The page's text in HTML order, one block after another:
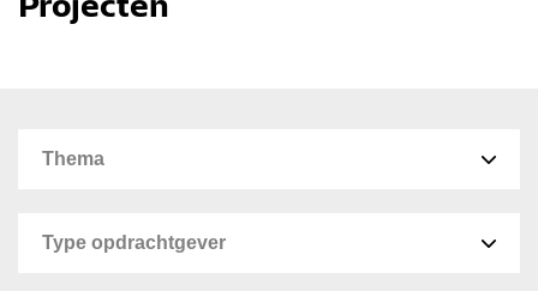
Projecten